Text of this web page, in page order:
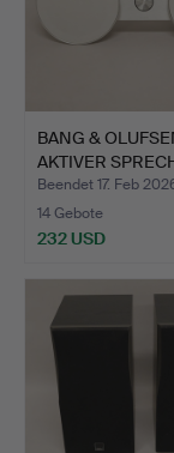
BANG &
AKTIVER
BEOSOUND…
Beendet 17. Feb
14 Gebote
232 USD